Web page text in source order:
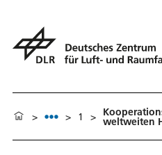
> > 1 > weltweiten